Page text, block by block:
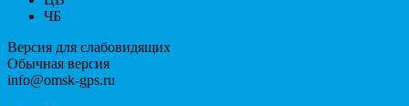
ЧБ
Версия для слабовидящих
Обычная версия
info@omsk-gps.ru